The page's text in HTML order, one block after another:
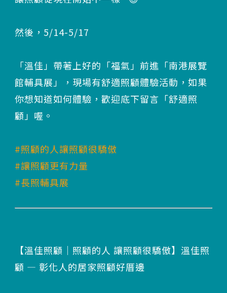
然後，5/14-5/17
「溫佳」帶著上好的「福氣」前進「南港展覽
館輔具展」，現場有舒適照顧體驗活動，如果
你想知道如何體驗，歡迎底下留言「舒適照
顧」喔。
#照顧的人讓照顧很驕傲
#讓照顧更有力量
#長照輔具展
【溫佳照顧｜照顧的人 讓照顧很驕傲】溫佳照
顧 — 彰化人的居家照顧好厝邊